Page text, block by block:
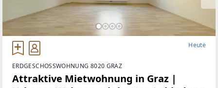
Heute
ERDGESCHOSSWOHNUNG 8020 GRAZ
Attraktive Mietwohnung in Graz |